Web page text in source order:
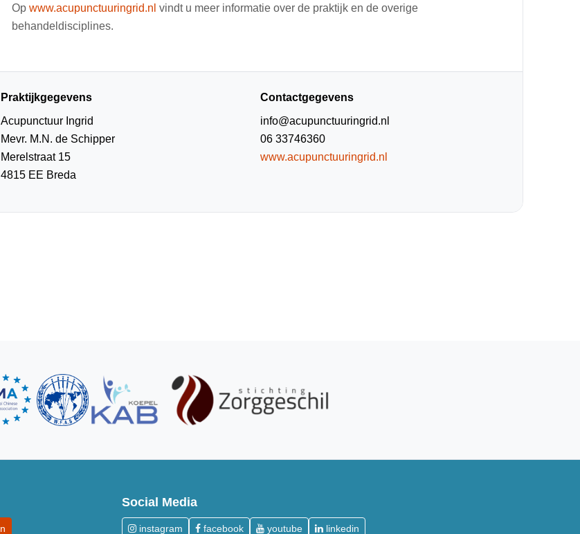
Opwww.acupunctuuringrid.nl vindt u meer informatie over de praktijk en de overige
behandeldisciplines.
Praktijkgegevens
Acupunctuur Ingrid
Mevr. M.N. de Schipper
Merelstraat 15
4815 EE Breda
Contactgegevens
info@acupunctuuringrid.nl
06 33746360
www.acupunctuuringrid.nl
Social Media
instagram facebook youtube linkedin